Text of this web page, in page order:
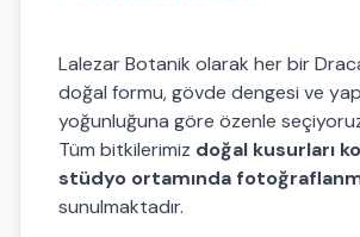
Lalezar Botanik olarak her bir
doğal formu, gövde dengesi ve
yoğunluğuna göre özenle
Tüm bitkilerimiz doğal kusurları
stüdyo ortamında
sunulmaktadır.